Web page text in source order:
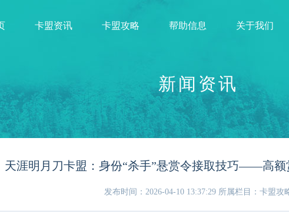
卡盟资讯 卡盟攻略 帮助信息 关于我们
新闻资讯
天涯明月刀卡盟：身份“杀手”悬赏令接取技巧——高额
发布时间：2026-04-10 13:37:29 所属栏目：卡盟攻